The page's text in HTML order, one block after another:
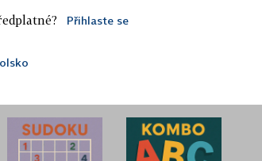
Přihlaste se